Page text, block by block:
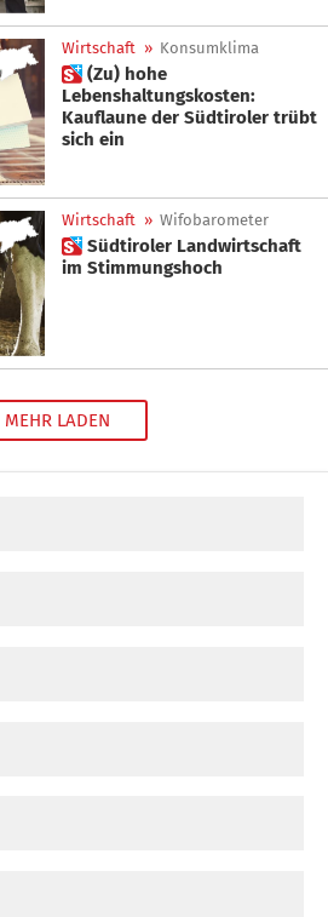
Wirtschaft » Konsumklima
 (Zu) hohe
Lebenshaltungskosten:
Kauflaune der Südtiroler trübt
sich ein
Wirtschaft » Wifobarometer
 Südtiroler Landwirtschaft
im Stimmungshoch
MEHR LADEN